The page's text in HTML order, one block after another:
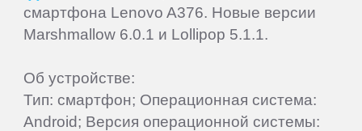
смартфона Lenovo A376. Новые версии
Marshmallow 6.0.1 и Lollipop 5.1.1.
Об устройстве:
Тип: смартфон; Операционная система:
Android; Версия операционной системы:
Fujitsu
General
Satellite